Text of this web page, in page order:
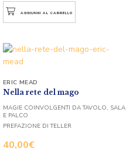
AGGIUNGI AL CARRELLO
Nella rete del mago
40,00€
ERIC MEAD
MAGIE COINVOLGENTI DA TAVOLO, SALA
E PALCO
PREFAZIONE DI TELLER